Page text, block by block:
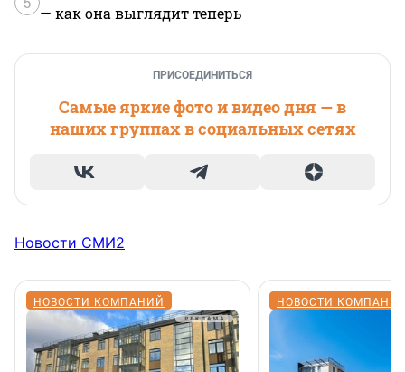
— как она выглядит теперь
ПРИСОЕДИНИТЬСЯ
Самые яркие фото и видео дня — в
наших группах в социальных сетях
Новости СМИ2
НОВОСТИ КОМПАНИЙ НОВОСТИ